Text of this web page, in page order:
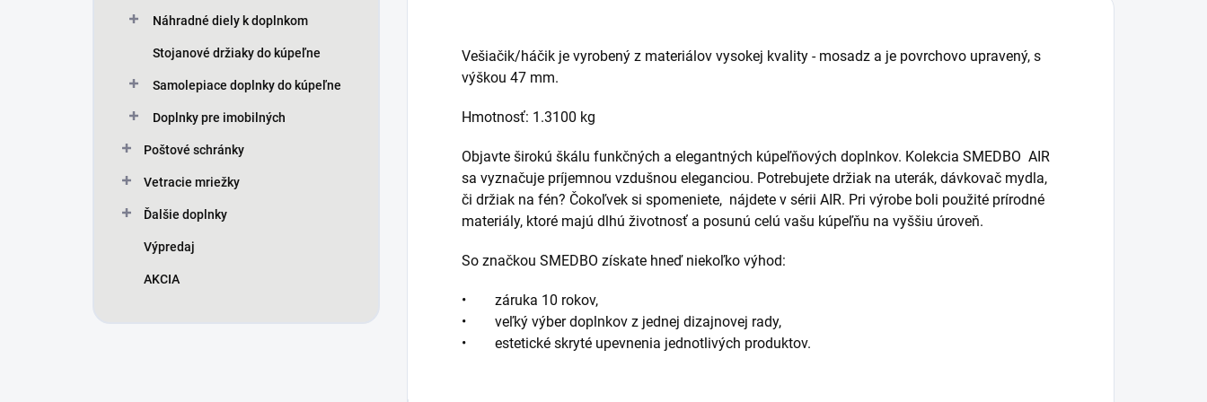
Náhradné diely k doplnkom
Stojanové držiaky do kúpeľne
Samolepiace doplnky do kúpeľne
Doplnky pre imobilných
Poštové schránky
Vetracie mriežky
Ďalšie doplnky
Výpredaj
AKCIA
Vešiačik/háčik je vyrobený z materiálov vysokej kvality - mosadz a je povrchovo upravený, s
výškou 47 mm.
Hmotnosť: 1.3100 kg
Objavte širokú škálu funkčných a elegantných kúpeľňových doplnkov. Kolekcia SMEDBO AIR
sa vyznačuje príjemnou vzdušnou eleganciou. Potrebujete držiak na uterák, dávkovač mydla,
či držiak na fén? Čokoľvek si spomeniete, nájdete v sérii AIR. Pri výrobe boli použité prírodné
materiály, ktoré majú dlhú životnosť a posunú celú vašu kúpeľňu na vyššiu úroveň.
So značkou SMEDBO získate hneď niekoľko výhod:
• záruka 10 rokov,
• veľký výber doplnkov z jednej dizajnovej rady,
• estetické skryté upevnenia jednotlivých produktov.